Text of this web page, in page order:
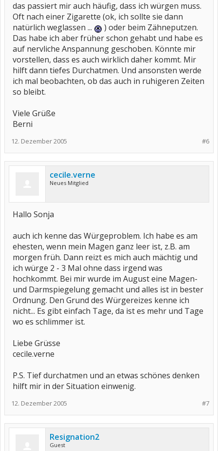
das passiert mir auch häufig, dass ich würgen muss.
Oft nach einer Zigarette (ok, ich sollte sie dann
natürlich weglassen ...
) oder beim Zähneputzen.
Das habe ich aber früher schon gehabt und habe es
auf nervliche Anspannung geschoben. Könnte mir
vorstellen, dass es auch wirklich daher kommt. Mir
hilft dann tiefes Durchatmen. Und ansonsten werde
ich mal beobachten, ob das auch in ruhigeren Zeiten
so bleibt.
Viele Grüße
Berni
#6
12. Dezember 2005
cecile.verne
Neues Mitglied
Hallo Sonja
auch ich kenne das Würgeproblem. Ich habe es am
ehesten, wenn mein Magen ganz leer ist, z.B. am
morgen früh. Dann reizt es mich auch mächtig und
ich würge 2 - 3 Mal ohne dass irgend was
hochkommt. Bei mir wurde im August eine Magen-
und Darmspiegelung gemacht und alles ist in bester
Ordnung. Den Grund des Würgereizes kenne ich
nicht... Es gibt einfach Tage, da ist es mehr und Tage
wo es schlimmer ist.
Liebe Grüsse
cecile.verne
P.S. Tief durchatmen und an etwas schönes denken
hilft mir in der Situation einwenig.
#7
12. Dezember 2005
Resignation2
Guest